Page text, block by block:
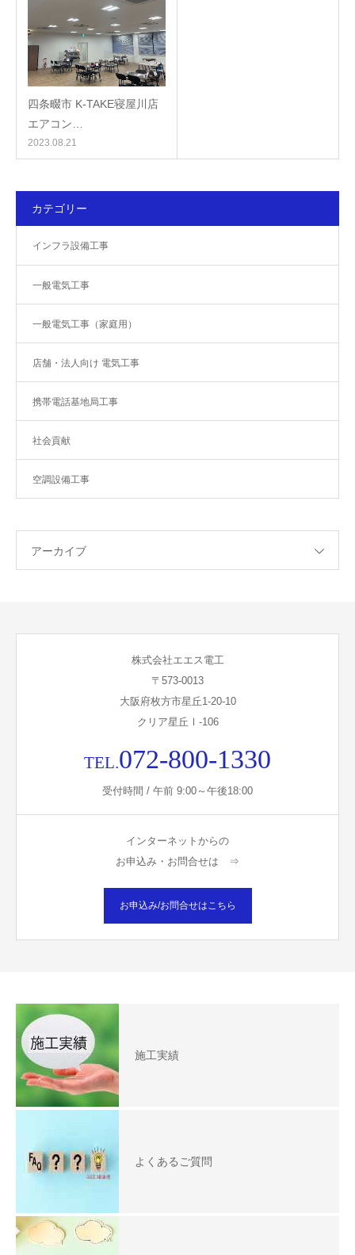
四条畷市 K-TAKE寝屋川店
エアコン…
2023.08.21
カテゴリー
インフラ設備工事
一般電気工事
一般電気工事（家庭用）
店舗・法人向け 電気工事
携帯電話基地局工事
社会貢献
空調設備工事
アーカイブ
株式会社エエス電工
〒573-0013
大阪府枚方市星丘1-20-10
クリア星丘Ⅰ-106
TEL.072-800-1330
受付時間 / 午前 9:00～午後18:00
インターネットからの
お申込み・お問合せは ⇒
お申込み/お問合せはこちら
施工実績
よくあるご質問